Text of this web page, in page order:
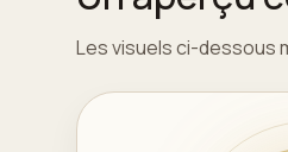
Les visuels ci-dessous